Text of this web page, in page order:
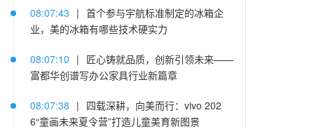
08:07:43 | 首个参与宇航标准制定的冰箱企
业，美的冰箱有哪些技术硬实力
08:07:10 | 匠心铸就品质，创新引领未来——
富都华创谱写办公家具行业新篇章
08:07:38 | 四载深耕，向美而行：vivo 202
6“童画未来夏令营”打造儿童美育新图景